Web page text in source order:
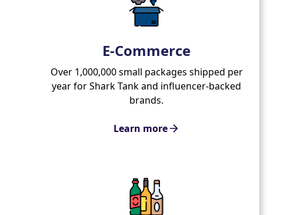
E-Commerce
Over 1,000,000 small packages shipped per
year for Shark Tank and influencer-backed
brands.
Learn more